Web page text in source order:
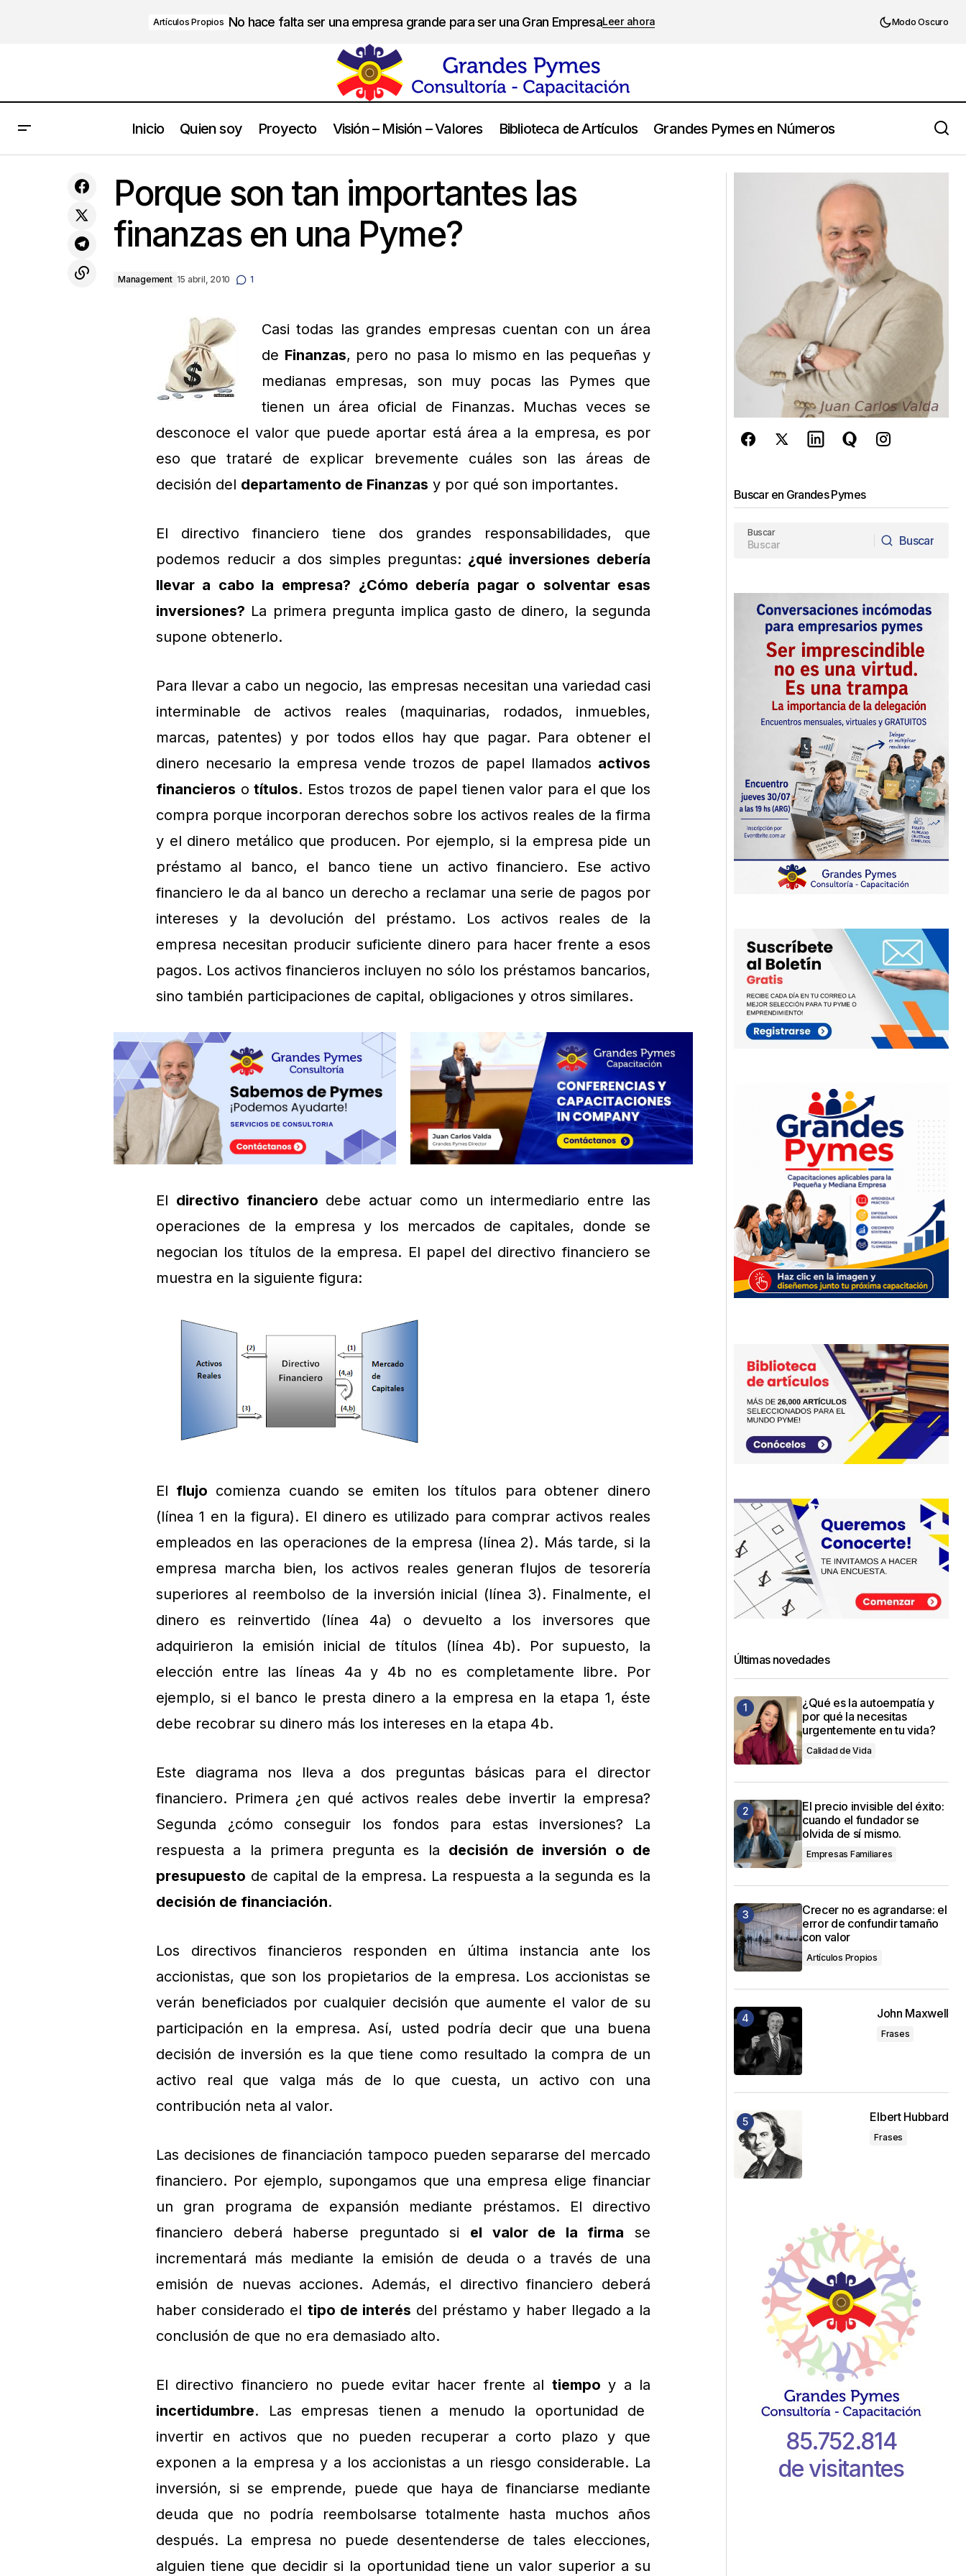
Artículos Propios No hace falta ser una empresa grande para ser una Gran EmpresaLeer ahora Modo Oscuro
Inicio Quien soy Proyecto Visión – Misión – Valores Biblioteca de Artículos Grandes Pymes en Números
Los 10 consejos de Steve Jobs Management Porque son tan importantes las finanzas en una Pyme?
Porque son tan importantes las
finanzas en una Pyme?
Management 15 abril, 2010 1
Casi todas las grandes empresas cuentan con un área
de Finanzas, pero no pasa lo mismo en las pequeñas y
medianas empresas, son muy pocas las Pymes que
tienen un área oficial de Finanzas. Muchas veces se
desconoce el valor que puede aportar está área a la empresa, es por
eso que trataré de explicar brevemente cuáles son las áreas de
decisión del departamento de Finanzas y por qué son importantes.
El directivo financiero tiene dos grandes responsabilidades, que
podemos reducir a dos simples preguntas: ¿qué inversiones debería
llevar a cabo la empresa? ¿Cómo debería pagar o solventar esas
inversiones? La primera pregunta implica gasto de dinero, la segunda
supone obtenerlo.
Para llevar a cabo un negocio, las empresas necesitan una variedad casi
interminable de activos reales (maquinarias, rodados, inmuebles,
marcas, patentes) y por todos ellos hay que pagar. Para obtener el
dinero necesario la empresa vende trozos de papel llamados activos
financieros otítulos. Estos trozos de papel tienen valor para el que los
compra porque incorporan derechos sobre los activos reales de la firma
y el dinero metálico que producen. Por ejemplo, si la empresa pide un
préstamo al banco, el banco tiene un activo financiero. Ese activo
financiero le da al banco un derecho a reclamar una serie de pagos por
intereses y la devolución del préstamo. Los activos reales de la
empresa necesitan producir suficiente dinero para hacer frente a esos
pagos. Los activos financieros incluyen no sólo los préstamos bancarios,
sino también participaciones de capital, obligaciones y otros similares.
El directivo financiero debe actuar como un intermediario entre las
operaciones de la empresa y los mercados de capitales, donde se
negocian los títulos de la empresa. El papel del directivo financiero se
muestra en la siguiente figura:
El flujo comienza cuando se emiten los títulos para obtener dinero
(línea 1 en la figura). El dinero es utilizado para comprar activos reales
empleados en las operaciones de la empresa (línea 2). Más tarde, si la
empresa marcha bien, los activos reales generan flujos de tesorería
superiores al reembolso de la inversión inicial (línea 3). Finalmente, el
dinero es reinvertido (línea 4a) o devuelto a los inversores que
adquirieron la emisión inicial de títulos (línea 4b). Por supuesto, la
elección entre las líneas 4a y 4b no es completamente libre. Por
ejemplo, si el banco le presta dinero a la empresa en la etapa 1, éste
debe recobrar su dinero más los intereses en la etapa 4b.
Este diagrama nos lleva a dos preguntas básicas para el director
financiero. Primera ¿en qué activos reales debe invertir la empresa?
Segunda ¿cómo conseguir los fondos para estas inversiones? La
respuesta a la primera pregunta es la decisión de inversión o de
presupuesto de capital de la empresa. La respuesta a la segunda es la
decisión de financiación.
Los directivos financieros responden en última instancia ante los
accionistas, que son los propietarios de la empresa. Los accionistas se
verán beneficiados por cualquier decisión que aumente el valor de su
participación en la empresa. Así, usted podría decir que una buena
decisión de inversión es la que tiene como resultado la compra de un
activo real que valga más de lo que cuesta, un activo con una
contribución neta al valor.
Las decisiones de financiación tampoco pueden separarse del mercado
financiero. Por ejemplo, supongamos que una empresa elige financiar
un gran programa de expansión mediante préstamos. El directivo
financiero deberá haberse preguntado si el valor de la firma se
incrementará más mediante la emisión de deuda o a través de una
emisión de nuevas acciones. Además, el directivo financiero deberá
haber considerado el tipo de interés del préstamo y haber llegado a la
conclusión de que no era demasiado alto.
El directivo financiero no puede evitar hacer frente al tiempo y a la
incertidumbre. Las empresas tienen a menudo la oportunidad de
invertir en activos que no pueden recuperar a corto plazo y que
exponen a la empresa y a los accionistas a un riesgo considerable. La
inversión, si se emprende, puede que haya de financiarse mediante
deuda que no podría reembolsarse totalmente hasta muchos años
después. La empresa no puede desentenderse de tales elecciones,
alguien tiene que decidir si la oportunidad tiene un valor superior a su
Buscar en Grandes Pymes
Buscar
Buscar
Últimas novedades
¿Qué es la autoempatía y
por qué la necesitas
urgentemente en tu vida?
Calidad de Vida
El precio invisible del éxito:
cuando el fundador se
olvida de sí mismo.
Empresas Familiares
Crecer no es agrandarse: el
error de confundir tamaño
con valor
Artículos Propios
John Maxwell
Frases
Elbert Hubbard
Frases
85.752.814
de visitantes